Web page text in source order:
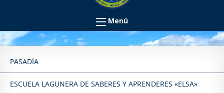
Menú
PASADÍA
ESCUELA LAGUNERA DE SABERES Y APRENDERES «ELSA»